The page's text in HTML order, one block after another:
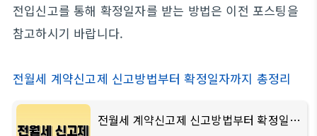
전입신고를 통해 확정일자를 받는 방법은 이전 포스팅을
참고하시기 바랍니다.
전월세 계약신고제 신고방법부터 확정일자까지 총정리
전월세 계약신고제 신고방법부터 확정일자까지 총정리